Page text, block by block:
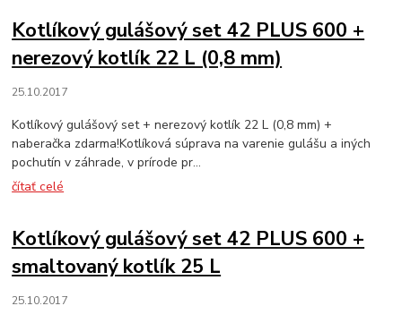
Kotlíkový gulášový set 42 PLUS 600 +
nerezový kotlík 22 L (0,8 mm)
25.10.2017
Kotlíkový gulášový set + nerezový kotlík 22 L (0,8 mm) +
naberačka zdarma!Kotlíková súprava na varenie gulášu a iných
pochutín v záhrade, v prírode pr...
čítať celé
Kotlíkový gulášový set 42 PLUS 600 +
smaltovaný kotlík 25 L
25.10.2017